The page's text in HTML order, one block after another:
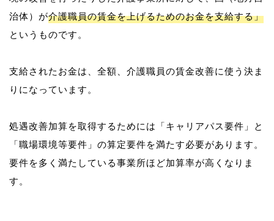
治体）が介護職員の賃金を上げるためのお金を支給する」
というものです。
支給されたお金は、全額、介護職員の賃金改善に使う決ま
りになっています。
処遇改善加算を取得するためには「キャリアパス要件」と
「職場環境等要件」の算定要件を満たす必要があります。
要件を多く満たしている事業所ほど加算率が高くなりま
す。